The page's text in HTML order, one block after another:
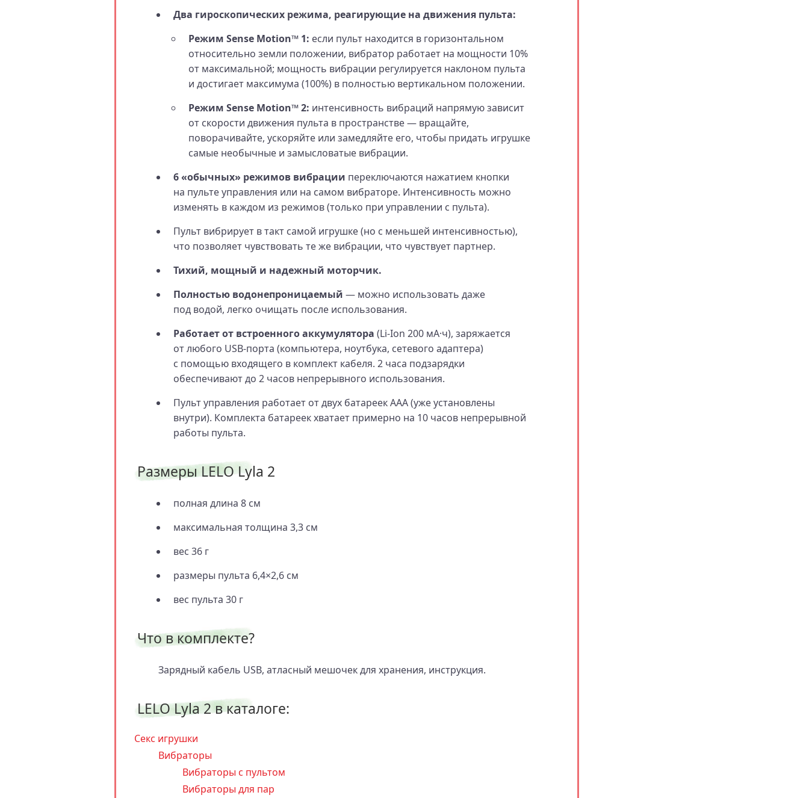
Два гироскопических режима, реагирующие на движения пульта:
Режим Sense Motion™ 1: если пульт находится в горизонтальном
относительно земли положении, вибратор работает на мощности 10%
от максимальной; мощность вибрации регулируется наклоном пульта
и достигает максимума (100%) в полностью вертикальном положении.
Режим Sense Motion™ 2: интенсивность вибраций напрямую зависит
от скорости движения пульта в пространстве — вращайте,
поворачивайте, ускоряйте или замедляйте его, чтобы придать игрушке
самые необычные и замысловатые вибрации.
6 «обычных» режимов вибрации переключаются нажатием кнопки
на пульте управления или на самом вибраторе. Интенсивность можно
изменять в каждом из режимов (только при управлении с пульта).
Пульт вибрирует в такт самой игрушке (но с меньшей интенсивностью),
что позволяет чувствовать те же вибрации, что чувствует партнер.
Тихий, мощный и надежный моторчик.
Полностью водонепроницаемый — можно использовать даже
под водой, легко очищать после использования.
Работает от встроенного аккумулятора (Li‑Ion 200 мА·ч), заряжается
от любого USB-порта (компьютера, ноутбука, сетевого адаптера)
с помощью входящего в комплект кабеля. 2 часа подзарядки
обеспечивают до 2 часов непрерывного использования.
Пульт управления работает от двух батареек AAA (уже установлены
внутри). Комплекта батареек хватает примерно на 10 часов непрерывной
работы пульта.
Размеры LELO Lyla 2
полная длина 8 см
максимальная толщина 3,3 см
вес 36 г
размеры пульта 6,4×2,6 см
вес пульта 30 г
Что в комплекте?
Зарядный кабель USB, атласный мешочек для хранения, инструкция.
LELO Lyla 2 в каталоге:
Секс игрушки
Вибраторы
Вибраторы с пультом
Вибраторы для пар